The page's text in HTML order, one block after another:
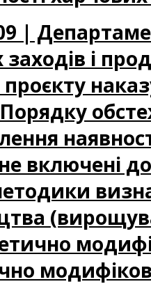
|
заходів і
не включені